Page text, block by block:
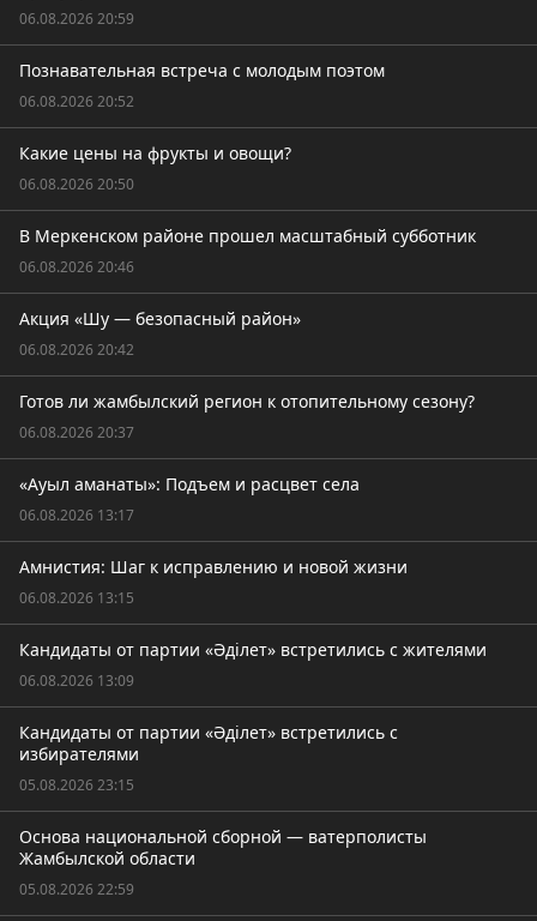
06.08.2026 20:59
Познавательная встреча с молодым поэтом
06.08.2026 20:52
Какие цены на фрукты и овощи?
06.08.2026 20:50
В Меркенском районе прошел масштабный субботник
06.08.2026 20:46
Акция «Шу — безопасный район»
06.08.2026 20:42
Готов ли жамбылский регион к отопительному сезону?
06.08.2026 20:37
«Ауыл аманаты»: Подъем и расцвет села
06.08.2026 13:17
Амнистия: Шаг к исправлению и новой жизни
06.08.2026 13:15
Кандидаты от партии «Әділет» встретились с жителями
06.08.2026 13:09
Кандидаты от партии «Әділет» встретились с
избирателями
05.08.2026 23:15
Основа национальной сборной — ватерполисты
Жамбылской области
05.08.2026 22:59